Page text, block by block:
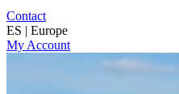
Contact
ES | Europe
My Account